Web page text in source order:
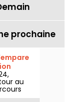
prochaine
au
des